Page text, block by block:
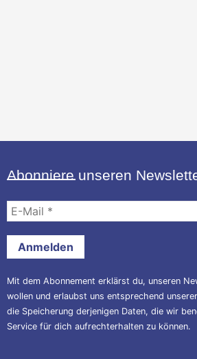
Abonniere unseren
Mail
Mit dem Abonnement erklärst du, unseren
wollen und erlaubst uns entsprechend unserer
die Speicherung derjenigen Daten, die wir
Service für dich aufrechterhalten zu können.